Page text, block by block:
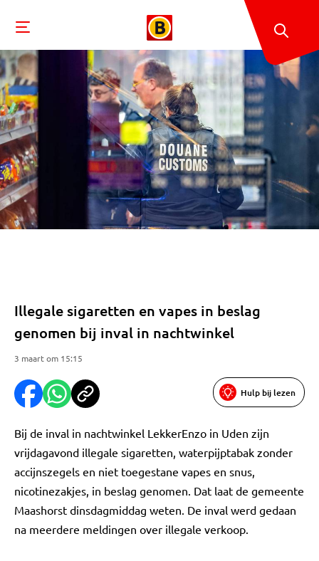
Illegale sigaretten en vapes in beslag
genomen bij inval in nachtwinkel
3 maart om 15:15
Hulp bij lezen
Bij de inval in nachtwinkel LekkerEnzo in Uden zijn
vrijdagavond illegale sigaretten, waterpijptabak zonder
accijnszegels en niet toegestane vapes en snus,
nicotinezakjes, in beslag genomen. Dat laat de gemeente
Maashorst dinsdagmiddag weten. De inval werd gedaan
na meerdere meldingen over illegale verkoop.